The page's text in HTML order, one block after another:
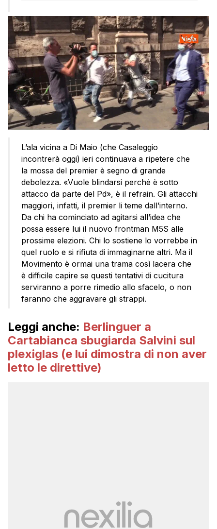
L’ala vicina a Di Maio (che Casaleggio
incontrerà oggi) ieri continuava a ripetere che
la mossa del premier è segno di grande
debolezza. «Vuole blindarsi perché è sotto
attacco da parte del Pd», è il refrain. Gli attacchi
maggiori, infatti, il premier li teme dall’interno.
Da chi ha cominciato ad agitarsi all’idea che
possa essere lui il nuovo frontman M5S alle
prossime elezioni. Chi lo sostiene lo vorrebbe in
quel ruolo e si rifiuta di immaginarne altri. Ma il
Movimento è ormai una trama così lacera che
è difficile capire se questi tentativi di cucitura
serviranno a porre rimedio allo sfacelo, o non
faranno che aggravare gli strappi.
Leggi anche: Berlinguer a
Cartabianca sbugiarda Salvini sul
plexiglas (e lui dimostra di non aver
letto le direttive)